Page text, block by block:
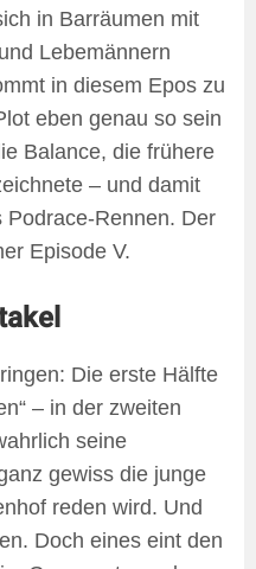
in Barräumen mit
Lebemännern
in diesem Epos zu
eben genau so sein
Balance, die frühere
– und damit
Podrace-Rennen. Der
Episode V.
Die erste Hälfte
– in der zweiten
seine
gewiss die junge
reden wird. Und
Doch eines eint den